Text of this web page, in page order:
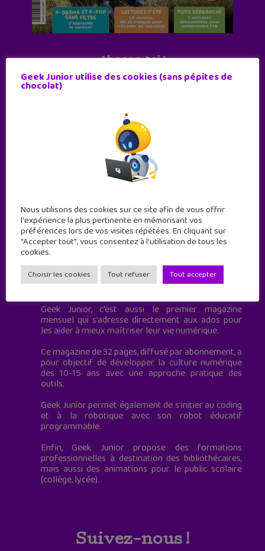
Abonne-toi !
11 numéros par an
JE M'ABONNE !
Geek Junior est le premier site de culture numérique
à destination des adolescents.
Geek Junior, c’est aussi le premier magazine
mensuel qui s’adresse directement aux ados pour
les aider à mieux maîtriser leur vie numérique.
Ce magazine de 32 pages, diffusé par abonnement, a
pour objectif de développer la culture numérique
des 10-15 ans avec une approche pratique des
outils.
Geek Junior permet également de s'initier au coding
et à la robotique avec son robot éducatif
programmable.
Enfin, Geek Junior propose des formations
professionnelles à destination des bibliothécaires,
mais aussi des animations pour le public scolaire
(collège, lycée).
Suivez-nous !
Geek Junior utilise des cookies (sans pépites de
chocolat)
Nous utilisons des cookies sur ce site afin de vous offrir
l'expérience la plus pertinente en mémorisant vos
préférences lors de vos visites répétées. En cliquant sur
"Accepter tout", vous consentez à l'utilisation de tous les
cookies.
Choisir les cookies Tout refuser Tout accepter